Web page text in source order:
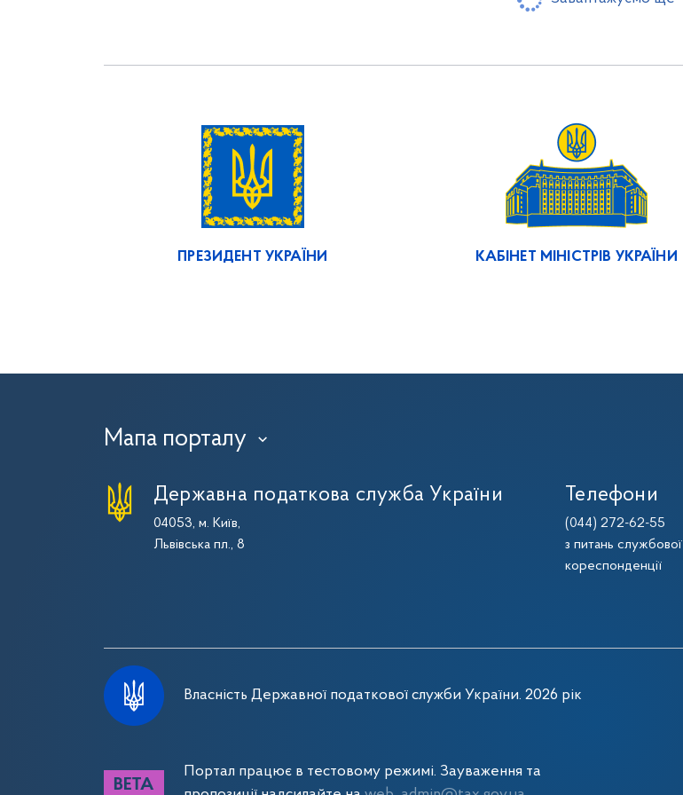
ПРЕЗИДЕНТ УКРАЇНИ КАБІНЕТ МІНІСТРІВ УКРАЇНИ
Мапа порталу ›
Державна податкова служба України
04053, м. Київ,
Львівська пл., 8
Телефони
(044) 272-62-55
з питань службової
кореспонденції
Власність Державної податкової служби України. 2026 рік
Портал працює в тестовому режимі. Зауваження та